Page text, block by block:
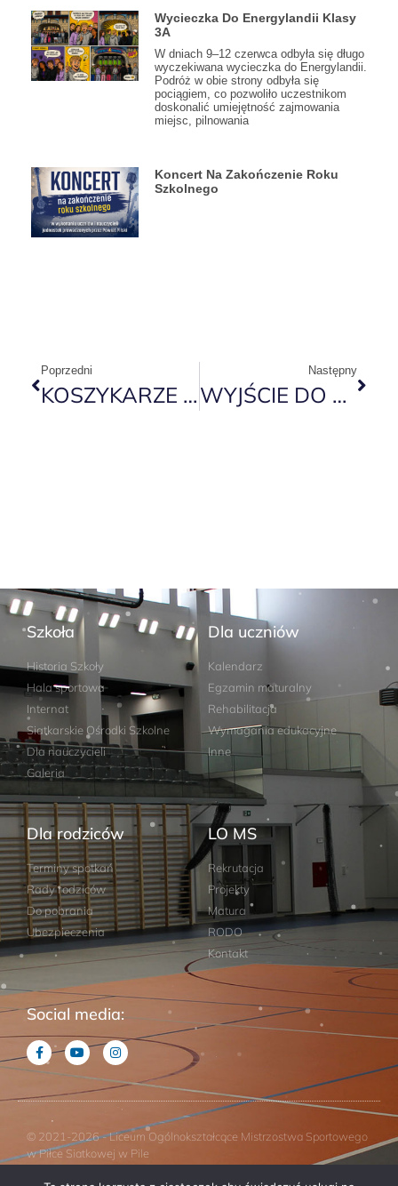
Wycieczka Do Energylandii Klasy
3A
W dniach 9–12 czerwca odbyła się długo
wyczekiwana wycieczka do Energylandii.
Podróż w obie strony odbyła się
pociągiem, co pozwoliło uczestnikom
doskonalić umiejętność zajmowania
miejsc, pilnowania
Koncert Na Zakończenie Roku
Szkolnego
Poprzedni
KOSZYKARZE NA LICEALIADZIE
Następny
WYJŚCIE DO KINA
Szkoła
Historia Szkoły
Hala sportowa
Internat
Siatkarskie Ośrodki Szkolne
Dla nauczycieli
Galeria
Dla uczniów
Kalendarz
Egzamin maturalny
Rehabilitacja
Wymagania edukacyjne
Inne
Dla rodziców
Terminy spotkań
Rady rodziców
Do pobrania
Ubezpieczenia
LO MS
Rekrutacja
Projekty
Matura
RODO
Kontakt
Social media:
© 2021-2026 - Liceum Ogólnokształcące Mistrzostwa Sportowego
w Piłce Siatkowej w Pile